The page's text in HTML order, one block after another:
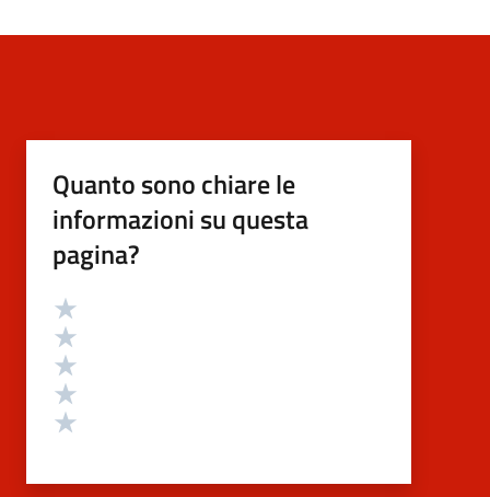
Quanto sono chiare le
informazioni su questa
pagina?
Valutazione